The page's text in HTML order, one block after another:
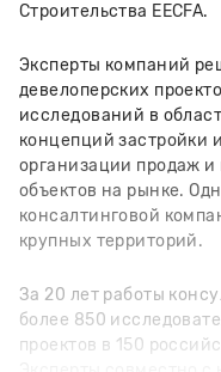
Строительства EECFA.
Эксперты компаний
девелоперских
исследований в
концепций застройки
организации продаж
объектов на рынке.
консалтинговой
крупных территорий.
За 20 лет работы
более 850
проектов в 150